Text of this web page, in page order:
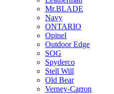
Mr.BLADE
Navy
ONTARIO
Opinel
Outdoor Edge
SOG
Spyderco
Stell Will
Old Bear
Verney-Carron